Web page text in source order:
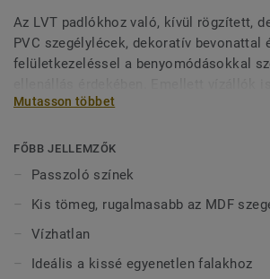
Az LVT padlókhoz való, kívül rögzített,
PVC szegélylécek, dekoratív bevonattal
felületkezeléssel a benyomódásokkal
vízben tölthetnek bármilyen sérülés
színekben kapható a tökéletes kivitel
rögzített, dekoratív szegélylécek
Mutasson többet
FŐBB JELLEMZŐK
Passzoló színek
Kis tömeg, rugalmasabb az MDF
Vízhatlan
Ideális a kissé egyenetlen falakhoz